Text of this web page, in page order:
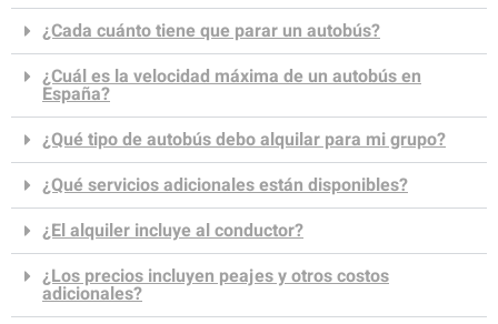
¿Cada cuánto tiene que parar un autobús?
¿Cuál es la velocidad máxima de un autobús en
España?
¿Qué tipo de autobús debo alquilar para mi grupo?
¿Qué servicios adicionales están disponibles?
¿El alquiler incluye al conductor?
¿Los precios incluyen peajes y otros costos
adicionales?